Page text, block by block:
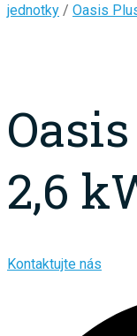
jednotky / Oasis
2,6
Kontaktujte nás